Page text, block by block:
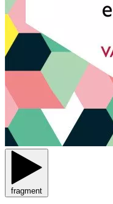
fragment